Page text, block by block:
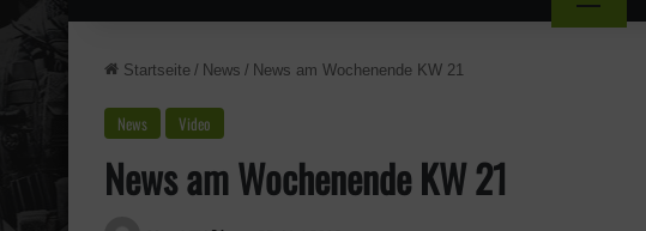
Startseite / News / News am Wochenende KW 21
News Video
News am Wochenende KW 21